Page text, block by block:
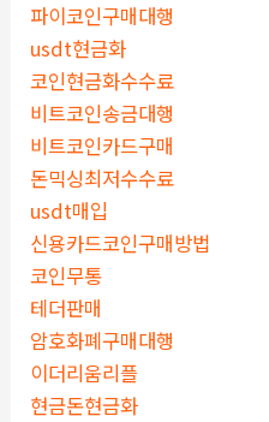
파이코인구매대행
usdt현금화
코인현금화수수료
비트코인송금대행
비트코인카드구매
돈믹싱최저수수료
usdt매입
신용카드코인구매방법
코인무통
테더판매
암호화폐구매대행
이더리움리플
현금돈현금화